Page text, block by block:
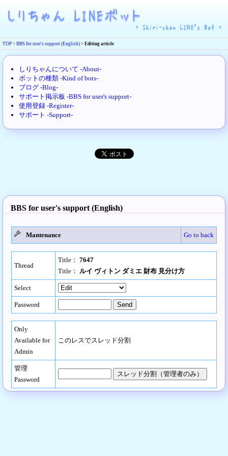
TOP > BBS for user's support (English) > Editing article
しりちゃんについて -About-
ボットの種類 -Kind of bots-
ブログ -Blog-
サポート掲示板 -BBS for user's support-
使用登録 -Register-
サポート -Support-
BBS for user's support (English)
Mantenance Go to back
Thread
Title： 7647
Title： ルイ ヴィトン ダミエ 財布 見分け方
Select
Password
Only
Available for
Admin
このレスでスレッド分割
管理
Password